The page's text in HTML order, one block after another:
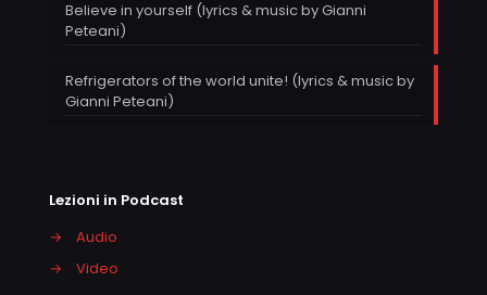
Believe in yourself (lyrics & music by Gianni
Peteani)
Refrigerators of the world unite! (lyrics & music by
Gianni Peteani)
Lezioni in Podcast
→
Audio
→
Video